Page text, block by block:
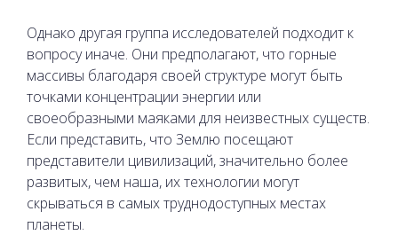
Однако другая группа исследователей подходит к
вопросу иначе. Они предполагают, что горные
массивы благодаря своей структуре могут быть
точками концентрации энергии или
своеобразными маяками для неизвестных существ.
Если представить, что Землю посещают
представители цивилизаций, значительно более
развитых, чем наша, их технологии могут
скрываться в самых труднодоступных местах
планеты.